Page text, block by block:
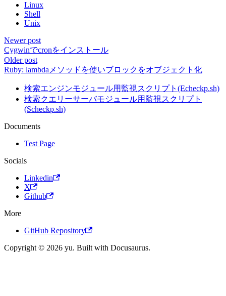
Linux
Shell
Unix
Newer post
Cygwinでcronをインストール
Older post
Ruby: lambdaメソッドを使いブロックをオブジェクト化
検索エンジンモジュール用監視スクリプト(Echeckp.sh)
検索クエリーサーバモジュール用監視スクリプト
(Scheckp.sh)
Documents
Test Page
Socials
Linkedin
X
Github
More
GitHub Repository
Copyright © 2026 yu. Built with Docusaurus.